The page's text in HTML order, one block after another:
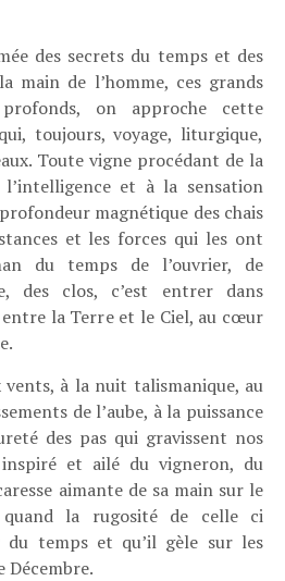
des secrets du temps et des
main de l’homme, ces grands
on approche cette
toujours, voyage, liturgique,
Toute vigne procédant de la
et à la sensation
magnétique des chais
et les forces qui les ont
du temps de l’ouvrier, de
des clos, c’est entrer dans
la Terre et le Ciel, au cœur
vents, à la nuit talismanique, au
de l’aube, à la puissance
des pas qui gravissent nos
et ailé du vigneron, du
aimante de sa main sur le
la rugosité de celle ci
du temps et qu’il gèle sur les
Décembre.